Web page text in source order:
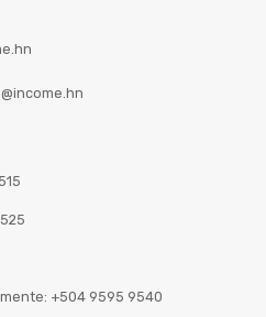
+504 9595 9540